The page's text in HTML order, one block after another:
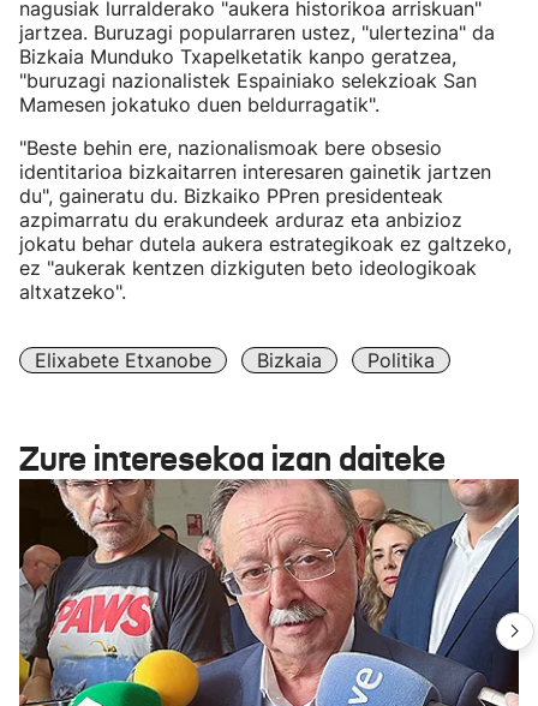
nagusiak lurralderako "aukera historikoa arriskuan"
jartzea. Buruzagi popularraren ustez, "ulertezina" da
Bizkaia Munduko Txapelketatik kanpo geratzea,
"buruzagi nazionalistek Espainiako selekzioak San
Mamesen jokatuko duen beldurragatik".
"Beste behin ere, nazionalismoak bere obsesio
identitarioa bizkaitarren interesaren gainetik jartzen
du", gaineratu du. Bizkaiko PPren presidenteak
azpimarratu du erakundeek arduraz eta anbizioz
jokatu behar dutela aukera estrategikoak ez galtzeko,
ez "aukerak kentzen dizkiguten beto ideologikoak
altxatzeko".
Elixabete Etxanobe Bizkaia Politika
Zure interesekoa izan daiteke